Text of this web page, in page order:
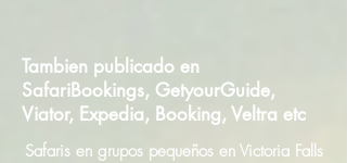
Tambien publicado en
SafariBookings, GetyourGuide,
Viator, Expedia, Booking, Veltra etc
Safaris en grupos pequeños en Victoria Falls